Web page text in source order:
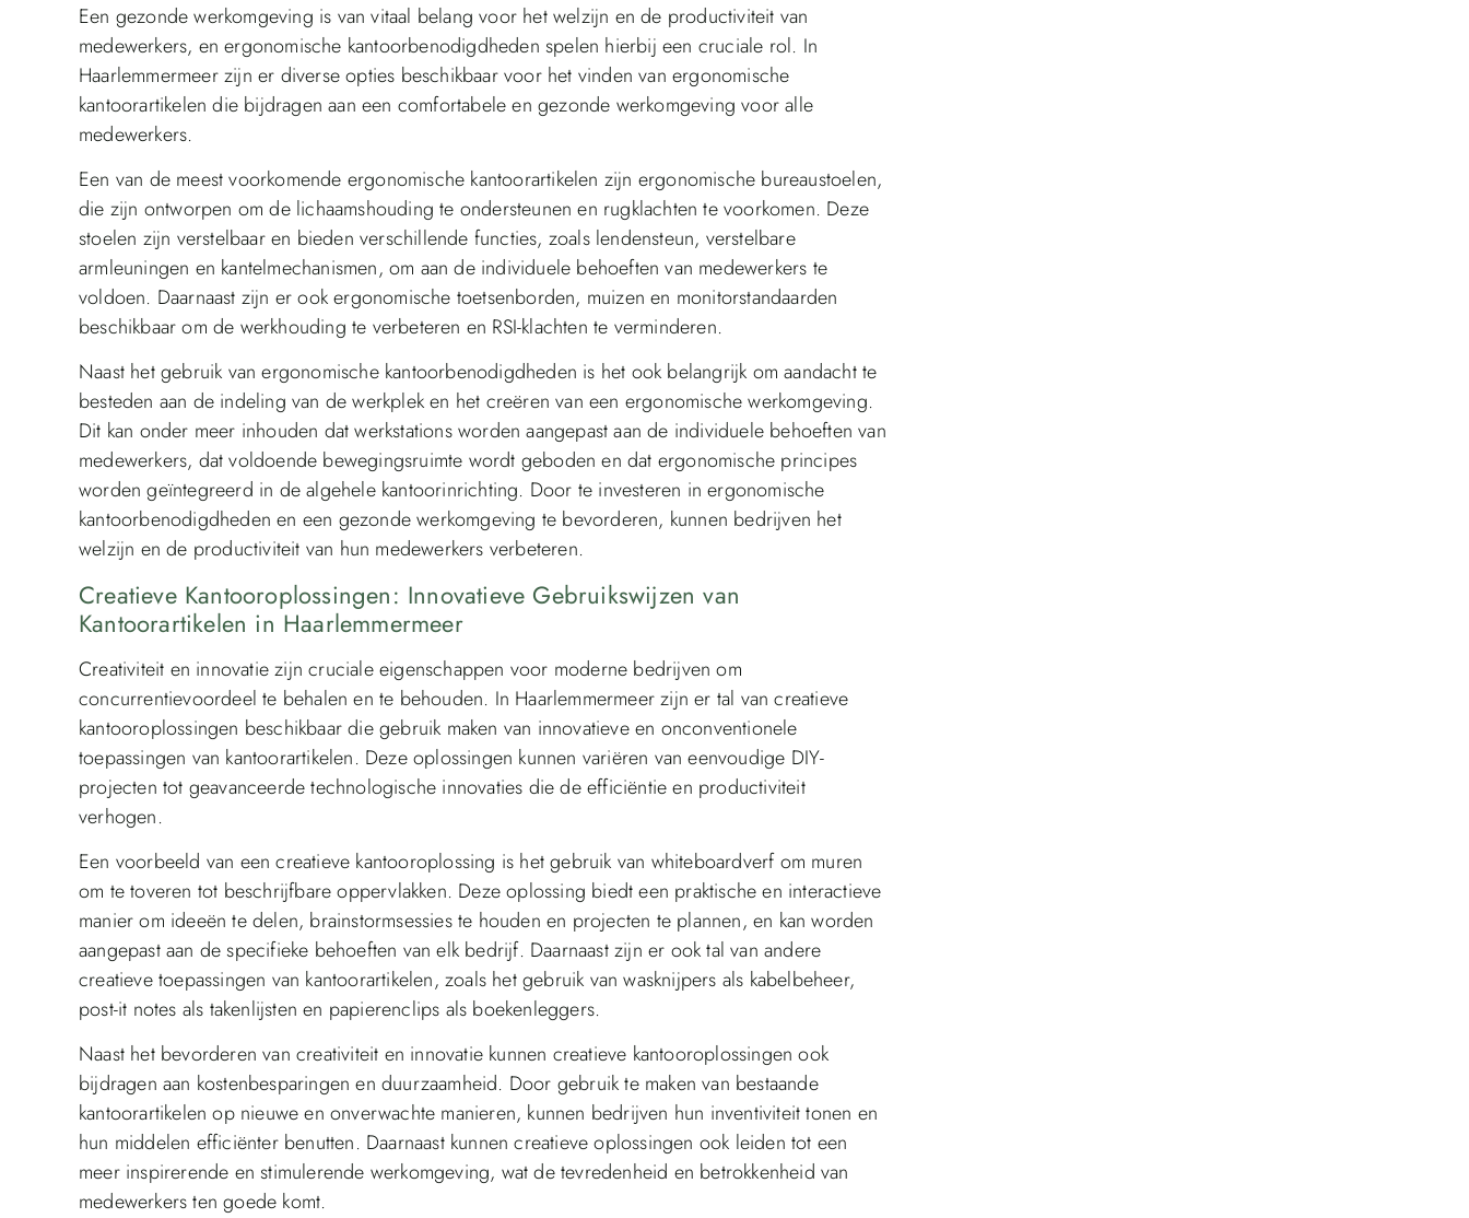
Een gezonde werkomgeving is van vitaal belang voor het welzijn en de productiviteit van
medewerkers, en ergonomische kantoorbenodigdheden spelen hierbij een cruciale rol. In
Haarlemmermeer zijn er diverse opties beschikbaar voor het vinden van ergonomische
kantoorartikelen die bijdragen aan een comfortabele en gezonde werkomgeving voor alle
medewerkers.
Een van de meest voorkomende ergonomische kantoorartikelen zijn ergonomische bureaustoelen,
die zijn ontworpen om de lichaamshouding te ondersteunen en rugklachten te voorkomen. Deze
stoelen zijn verstelbaar en bieden verschillende functies, zoals lendensteun, verstelbare
armleuningen en kantelmechanismen, om aan de individuele behoeften van medewerkers te
voldoen. Daarnaast zijn er ook ergonomische toetsenborden, muizen en monitorstandaarden
beschikbaar om de werkhouding te verbeteren en RSI-klachten te verminderen.
Naast het gebruik van ergonomische kantoorbenodigdheden is het ook belangrijk om aandacht te
besteden aan de indeling van de werkplek en het creëren van een ergonomische werkomgeving.
Dit kan onder meer inhouden dat werkstations worden aangepast aan de individuele behoeften van
medewerkers, dat voldoende bewegingsruimte wordt geboden en dat ergonomische principes
worden geïntegreerd in de algehele kantoorinrichting. Door te investeren in ergonomische
kantoorbenodigdheden en een gezonde werkomgeving te bevorderen, kunnen bedrijven het
welzijn en de productiviteit van hun medewerkers verbeteren.
Creatieve Kantooroplossingen: Innovatieve Gebruikswijzen van
Kantoorartikelen in Haarlemmermeer
Creativiteit en innovatie zijn cruciale eigenschappen voor moderne bedrijven om
concurrentievoordeel te behalen en te behouden. In Haarlemmermeer zijn er tal van creatieve
kantooroplossingen beschikbaar die gebruik maken van innovatieve en onconventionele
toepassingen van kantoorartikelen. Deze oplossingen kunnen variëren van eenvoudige DIY-
projecten tot geavanceerde technologische innovaties die de efficiëntie en productiviteit
verhogen.
Een voorbeeld van een creatieve kantooroplossing is het gebruik van whiteboardverf om muren
om te toveren tot beschrijfbare oppervlakken. Deze oplossing biedt een praktische en interactieve
manier om ideeën te delen, brainstormsessies te houden en projecten te plannen, en kan worden
aangepast aan de specifieke behoeften van elk bedrijf. Daarnaast zijn er ook tal van andere
creatieve toepassingen van kantoorartikelen, zoals het gebruik van wasknijpers als kabelbeheer,
post-it notes als takenlijsten en papierenclips als boekenleggers.
Naast het bevorderen van creativiteit en innovatie kunnen creatieve kantooroplossingen ook
bijdragen aan kostenbesparingen en duurzaamheid. Door gebruik te maken van bestaande
kantoorartikelen op nieuwe en onverwachte manieren, kunnen bedrijven hun inventiviteit tonen en
hun middelen efficiënter benutten. Daarnaast kunnen creatieve oplossingen ook leiden tot een
meer inspirerende en stimulerende werkomgeving, wat de tevredenheid en betrokkenheid van
medewerkers ten goede komt.